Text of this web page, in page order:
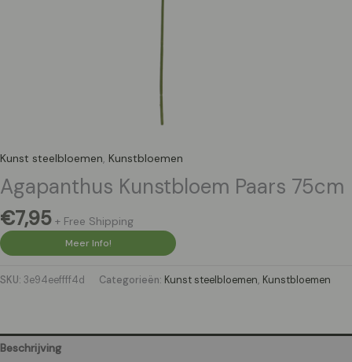
Kunst steelbloemen, Kunstbloemen
Agapanthus Kunstbloem Paars 75cm
€7,95 + Free Shipping
Meer Info!
SKU: 3e94eeffff4d Categorieën: Kunst steelbloemen, Kunstbloemen
Beschrijving